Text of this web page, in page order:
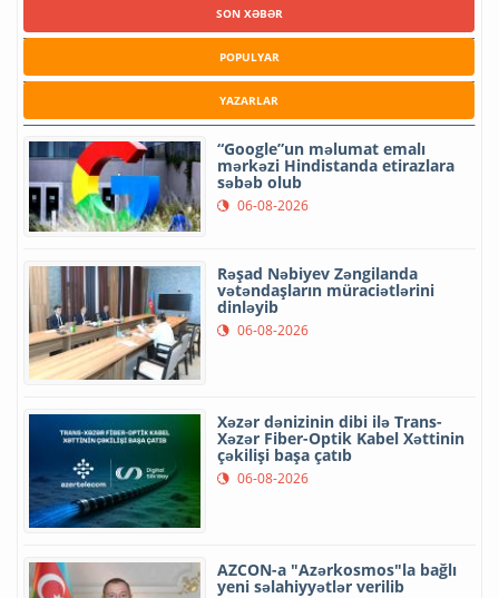
SON XƏBƏR
POPULYAR
YAZARLAR
“Google”un məlumat emalı
mərkəzi Hindistanda etirazlara
səbəb olub
06-08-2026
Rəşad Nəbiyev Zəngilanda
vətəndaşların müraciətlərini
dinləyib
06-08-2026
Xəzər dənizinin dibi ilə Trans-
Xəzər Fiber-Optik Kabel Xəttinin
çəkilişi başa çatıb
06-08-2026
AZCON-a "Azərkosmos"la bağlı
yeni səlahiyyətlər verilib